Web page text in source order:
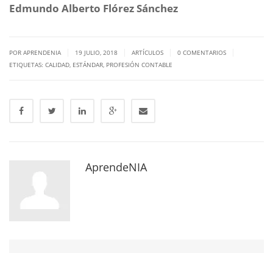
Edmundo Alberto Flórez Sánchez
POR APRENDENIA 19 JULIO, 2018 ARTÍCULOS 0 COMENTARIOS
ETIQUETAS: CALIDAD, ESTÁNDAR, PROFESIÓN CONTABLE
AprendeNIA